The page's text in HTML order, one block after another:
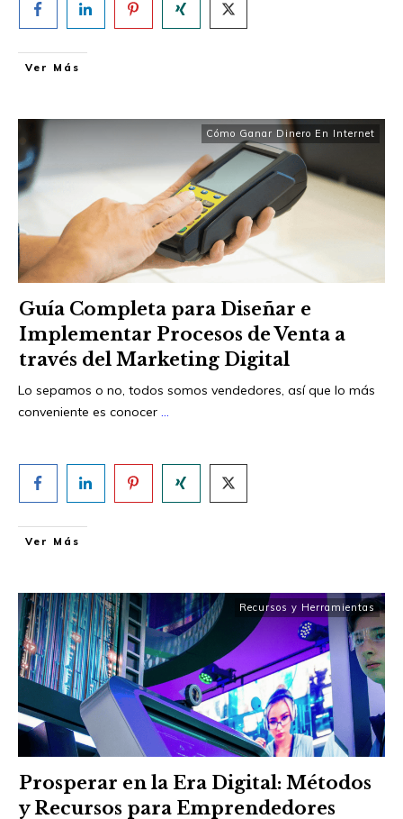
Ver Más
Cómo Ganar Dinero En Internet
Guía Completa para Diseñar e
Implementar Procesos de Venta a
través del Marketing Digital
Lo sepamos o no, todos somos vendedores, así que lo más
conveniente es conocer ...
Ver Más
Recursos y Herramientas
Prosperar en la Era Digital: Métodos
y Recursos para Emprendedores